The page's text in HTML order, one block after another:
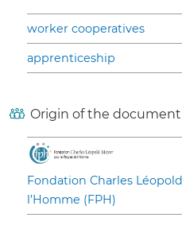
worker cooperatives
apprenticeship
Origin of the document
Fondation Charles
l’Homme (FPH)